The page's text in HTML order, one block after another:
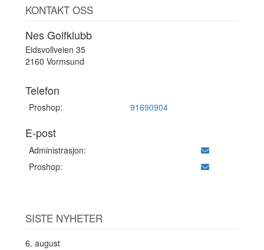
KONTAKT OSS
Nes Golfklubb
Eidsvollveien 35
2160 Vormsund
Telefon
Proshop: 91690904
E-post
Administrasjon:
Proshop:
SISTE NYHETER
6. august